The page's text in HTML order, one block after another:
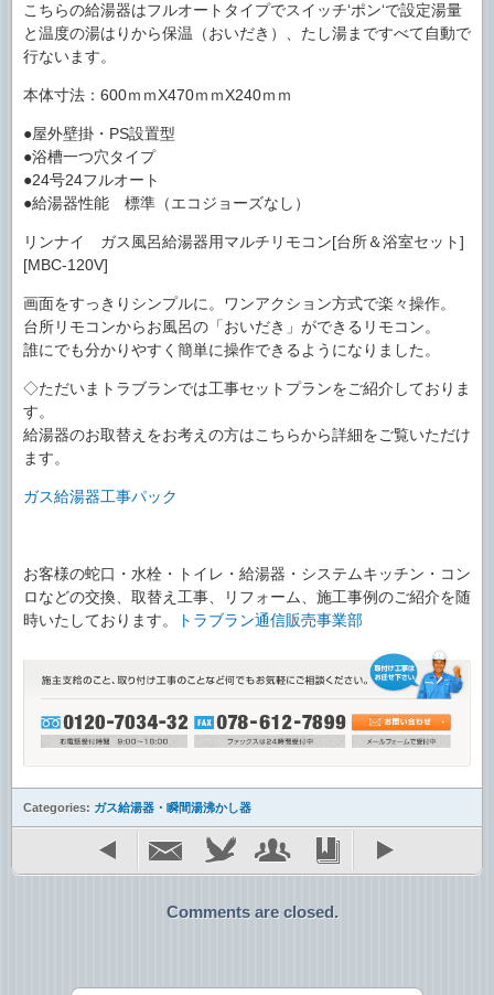
こちらの給湯器はフルオートタイプでスイッチ‘ポン‘で設定湯量
と温度の湯はりから保温（おいだき）、たし湯まですべて自動で
行ないます。
本体寸法：600ｍｍX470ｍｍX240ｍｍ
●屋外壁掛・PS設置型
●浴槽一つ穴タイプ
●24号24フルオート
●給湯器性能 標準（エコジョーズなし）
リンナイ ガス風呂給湯器用マルチリモコン[台所＆浴室セット]
[MBC-120V]
画面をすっきりシンプルに。ワンアクション方式で楽々操作。
台所リモコンからお風呂の「おいだき」ができるリモコン。
誰にでも分かりやすく簡単に操作できるようになりました。
◇ただいまトラブランでは工事セットプランをご紹介しておりま
す。
給湯器のお取替えをお考えの方はこちらから詳細をご覧いただけ
ます。
ガス給湯器工事パック
お客様の蛇口・水栓・トイレ・給湯器・システムキッチン・コン
ロなどの交換、取替え工事、リフォーム、施工事例のご紹介を随
時いたしております。
トラブラン通信販売事業部
Categories: ガス給湯器・瞬間湯沸かし器
Comments are closed.